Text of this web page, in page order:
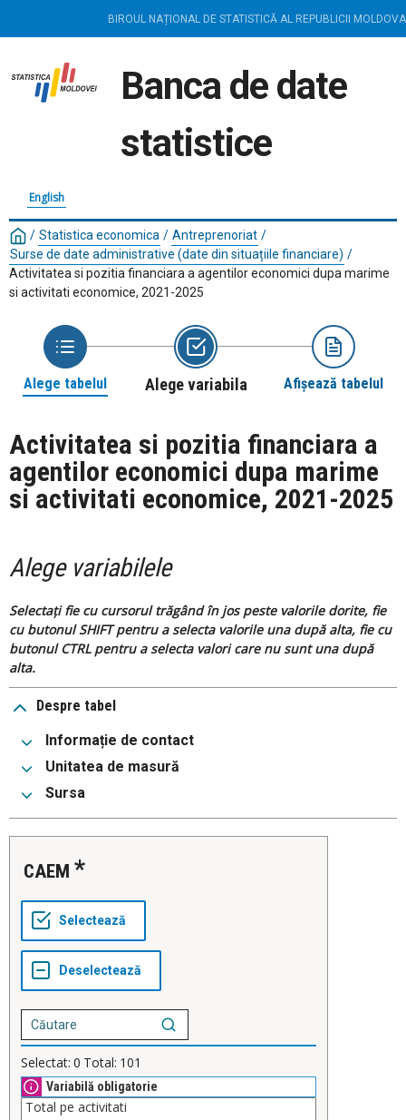
BIROUL NAȚIONAL DE STATISTICĂ AL REPUBLICII MOLDOVA
Banca de date
statistice
English
/ Statistica economica / Antreprenoriat /
Surse de date administrative (date din situațiile financiare) /
Activitatea si pozitia financiara a agentilor economici dupa marime
si activitati economice, 2021-2025
Alege tabelul Alege variabila Afișează tabelul
Activitatea si pozitia financiara a
agentilor economici dupa marime
si activitati economice, 2021-2025
Alege variabilele
Selectați fie cu cursorul trăgând în jos peste valorile dorite, fie
cu butonul SHIFT pentru a selecta valorile una după alta, fie cu
butonul CTRL pentru a selecta valori care nu sunt una după
alta.
Despre tabel
Informație de contact
Unitatea de masură
Sursa
CAEM
Selectat: 0 Total: 101
Variabilă obligatorie